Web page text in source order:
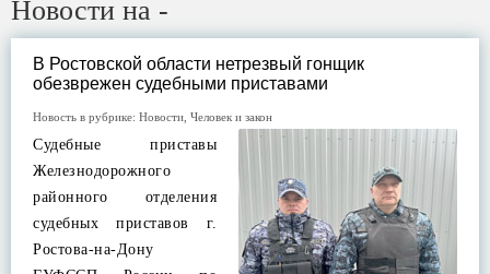
Новости на -
В Ростовской области нетрезвый гонщик
обезврежен судебными приставами
Новость в рубрике: Новости Человек и закон
Судебные приставы
Железнодорожного
районного отделения
судебных приставов г.
Ростова-на-Дону